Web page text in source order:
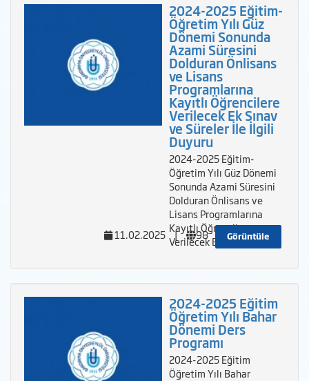
2024-2025 Eğitim-
Öğretim Yılı Güz
Dönemi Sonunda
Azami Süresini
Dolduran Önlisans
ve Lisans
Programlarına
Kayıtlı Öğrencilere
Verilecek Ek Sınav
ve Süreler İle İlgili
Duyuru
2024-2025 Eğitim-
Öğretim Yılı Güz Dönemi
Sonunda Azami Süresini
Dolduran Önlisans ve
Lisans Programlarına
Kayıtlı Öğrencilere
Verilecek Ek Sınav ve S&
Görüntüle
11.02.2025 | 98
2024-2025 Eğitim
Öğretim Yılı Bahar
Dönemi Ders
Programı
2024-2025 Eğitim
Öğretim Yılı Bahar